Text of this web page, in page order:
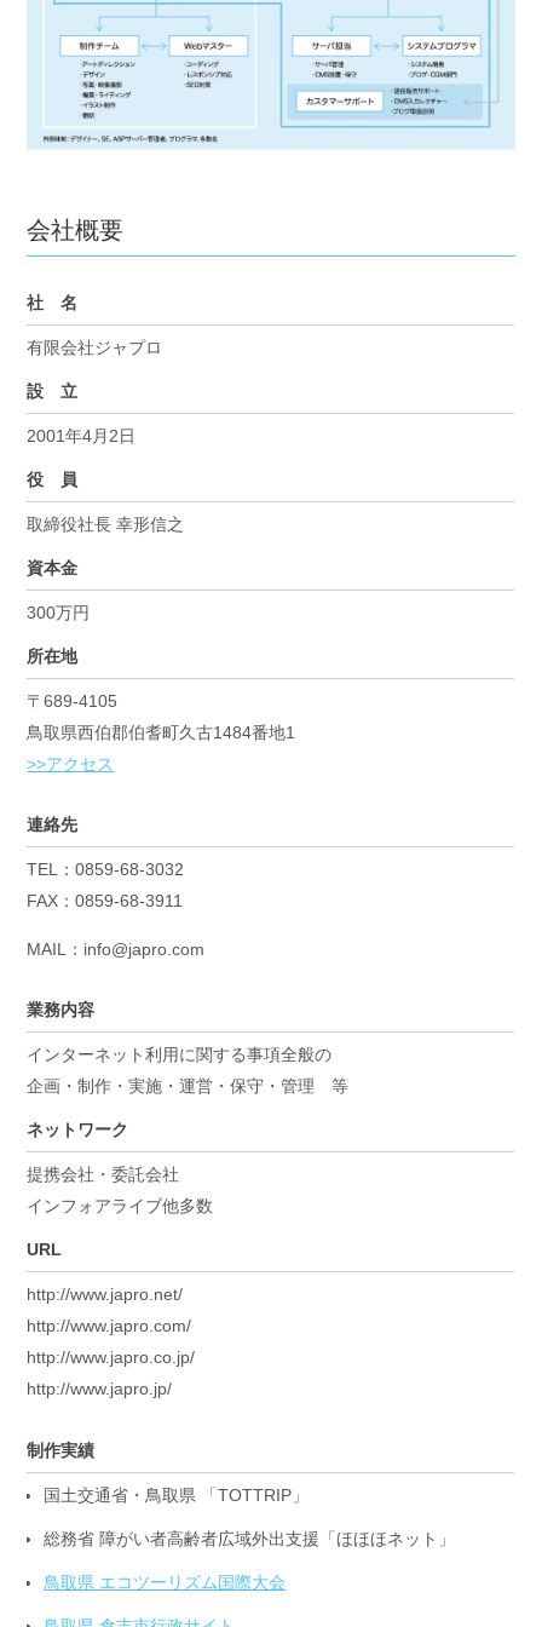
会社概要
社 名
有限会社ジャプロ
設 立
2001年4月2日
役 員
取締役社長 幸形信之
資本金
300万円
所在地
〒689-4105
鳥取県西伯郡伯耆町久古1484番地1
>>アクセス
連絡先
TEL：0859-68-3032
FAX：0859-68-3911
MAIL：info@japro.com
業務内容
インターネット利用に関する事項全般の
企画・制作・実施・運営・保守・管理 等
ネットワーク
提携会社・委託会社
インフォアライブ他多数
URL
http://www.japro.net/
http://www.japro.com/
http://www.japro.co.jp/
http://www.japro.jp/
制作実績
国土交通省・鳥取県 「TOTTRIP」
総務省 障がい者高齢者広域外出支援「ほほほネット」
鳥取県 エコツーリズム国際大会